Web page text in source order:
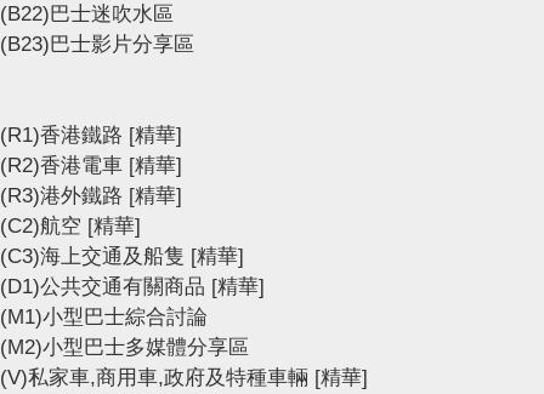
(B22)巴士迷吹水區
(B23)巴士影片分享區
(R1)香港鐵路 [精華]
(R2)香港電車 [精華]
(R3)港外鐵路 [精華]
(C2)航空 [精華]
(C3)海上交通及船隻 [精華]
(D1)公共交通有關商品 [精華]
(M1)小型巴士綜合討論
(M2)小型巴士多媒體分享區
(V)私家車,商用車,政府及特種車輛 [精華]